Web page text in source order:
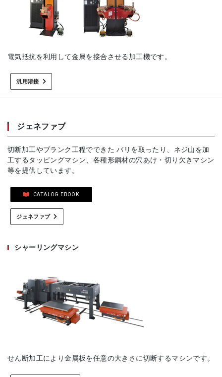
電気抵抗を利用して金属を接合させる加工機です。
汎用溶接
ジェネファブ
切断加工やブランク工程でできた バリを取ったり、ネジ山を加
工するタッピングマシン、各種形鋼材の穴あけ・切り欠きマシン
等を提供しています。
CATALOG EBOOK
ジェネファブ
シャーリングマシン
せん断加工により金属板を任意の大きさに切断するマシンです。